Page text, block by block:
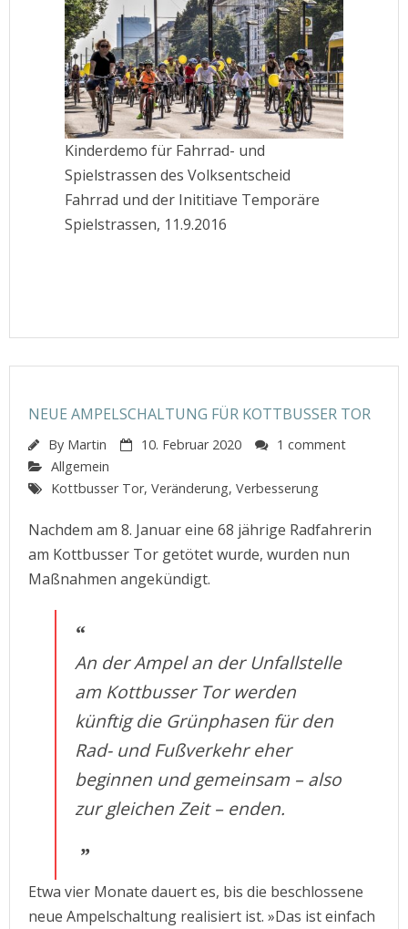
Kinderdemo für Fahrrad- und
Spielstrassen des Volksentscheid
Fahrrad und der Inititiave Temporäre
Spielstrassen, 11.9.2016
NEUE AMPELSCHALTUNG FÜR KOTTBUSSER TOR
By Martin 10. Februar 2020
1 comment
Allgemein
Kottbusser Tor, Veränderung, Verbesserung
Nachdem am 8. Januar eine 68 jährige Radfahrerin
am Kottbusser Tor getötet wurde, wurden nun
Maßnahmen angekündigt.
An der Ampel an der Unfallstelle
am Kottbusser Tor werden
künftig die Grünphasen für den
Rad- und Fußverkehr eher
beginnen und gemeinsam – also
zur gleichen Zeit – enden.
Etwa vier Monate dauert es, bis die beschlossene
neue Ampelschaltung realisiert ist. »Das ist einfach